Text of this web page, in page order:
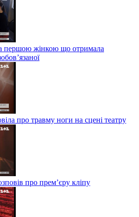
першою жінкою що отримала
про травму ноги на сцені театру
про прем’єру кліпу